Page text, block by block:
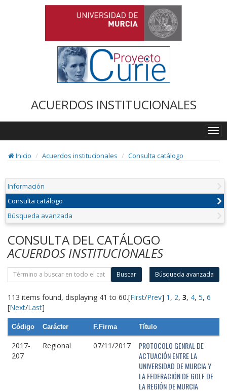
ACUERDOS INSTITUCIONALES
Inicio
Acuerdos institucionales Consulta catálogo
Información
Consulta catálogo
Búsqueda avanzada
CONSULTA DEL CATÁLOGO
ACUERDOS INSTITUCIONALES
Buscar Búsqueda avanzada
113 items found, displaying 41 to 60.[First/Prev] 1 , 2, 3, 4, 5, 6
[Next/Last]
Código Carácter F.Firma Título
2017-
207
Regional 07/11/2017
PROTOCOLO GENRAL DE
ACTUACIÓN ENTRE LA
UNIVERSIDAD DE MURCIA Y
LA FEDERACIÓN DE GOLF DE
LA REGIÓN DE MURCIA